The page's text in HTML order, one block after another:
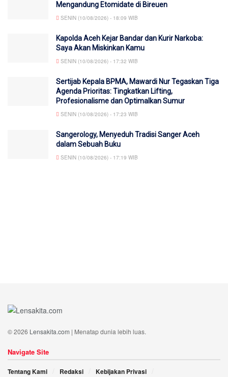
Mengandung Etomidate di Bireuen
SENIN (10/08/2026) - 18:09 WIB
Kapolda Aceh Kejar Bandar dan Kurir Narkoba:
Saya Akan Miskinkan Kamu
SENIN (10/08/2026) - 17:32 WIB
Sertijab Kepala BPMA, Mawardi Nur Tegaskan Tiga
Agenda Prioritas: Tingkatkan Lifting,
Profesionalisme dan OptimaIkan Sumur
SENIN (10/08/2026) - 17:23 WIB
Sangerology, Menyeduh Tradisi Sanger Aceh
dalam Sebuah Buku
SENIN (10/08/2026) - 17:19 WIB
© 2026 Lensakita.com | Menatap dunia lebih luas.
Navigate Site
Tentang Kami Redaksi Kebijakan Privasi